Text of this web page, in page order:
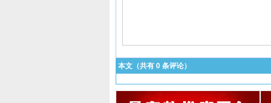
本文（共有 0 条评论）